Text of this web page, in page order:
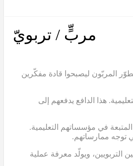
مربٍّ / تربويّ
المربّون ليصبحوا قادة مفكّرين
هذا الدافع يدفعهم إلى
في مؤسساتهم التعليمية.
توجه ممارساتهم.
التربويين، ويولّد معرفة عملية